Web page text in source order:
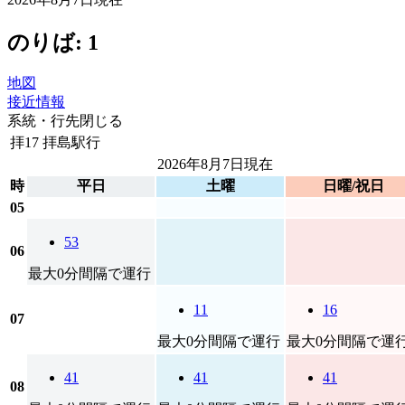
のりば: 1
地図
接近情報
系統・行先閉じる
拝17 拝島駅行
2026年8月7日 現在
時
平日 土曜
日曜/祝日
05
06
53
最大0分間隔で運行
07
11
最大0分間隔で運行
16
最大0分間隔で運
08
41 41 41